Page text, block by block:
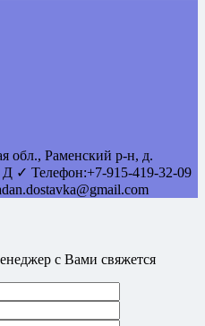
обл., Раменский р-н, д.
Д ✓ Телефон:+7-915-419-32-09
с Вами свяжется